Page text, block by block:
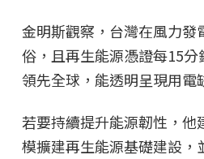
金明斯觀察，台灣在風力發
俗，且再生能源憑證每15
領先全球，能透明呈現用電
若要持續提升能源韌性，他
模擴建再生能源基礎建設，